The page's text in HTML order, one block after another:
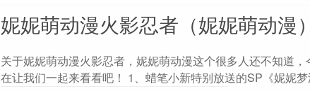
妮妮萌动漫火影忍者（妮妮萌动漫）
关于妮妮萌动漫火影忍者，妮妮萌动漫这个很多人还不知道
在让我们一起来看看吧！ 1、蜡笔小新特别放送的SP《妮妮梦